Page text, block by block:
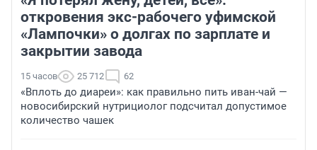
откровения экс-рабочего уфимской
«Лампочки» о долгах по зарплате и
закрытии завода
15 часов 25 712 62
«Вплоть до диареи»: как правильно пить иван-чай —
новосибирский нутрициолог подсчитал допустимое
количество чашек